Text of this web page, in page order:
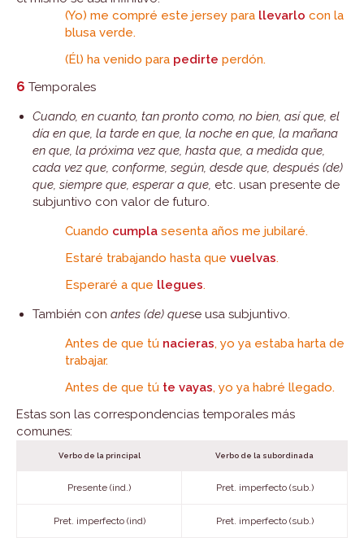
(Yo) me compré este jersey para llevarlo con la
blusa verde.
(Él) ha venido para pedirte perdón.
6 Temporales
Cuando, en cuanto, tan pronto como, no bien, así que, el
día en que, la tarde en que, la noche en que, la mañana
en que, la próxima vez que, hasta que, a medida que,
cada vez que, conforme, según, desde que, después (de)
que, siempre que, esperar a que, etc. usan presente de
subjuntivo con valor de futuro.
Cuando cumpla sesenta años me jubilaré.
Estaré trabajando hasta que vuelvas.
Esperaré a que llegues.
También con antes (de) quese usa subjuntivo.
Antes de que tú nacieras, yo ya estaba harta de
trabajar.
Antes de que tú te vayas, yo ya habré llegado.
Estas son las correspondencias temporales más
comunes:
Verbo de la principal Verbo de la subordinada
Presente (ind.) Pret. imperfecto (sub.)
Pret. imperfecto (ind) Pret. imperfecto (sub.)